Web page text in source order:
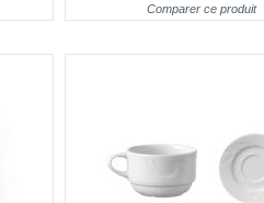
Comparer ce produit